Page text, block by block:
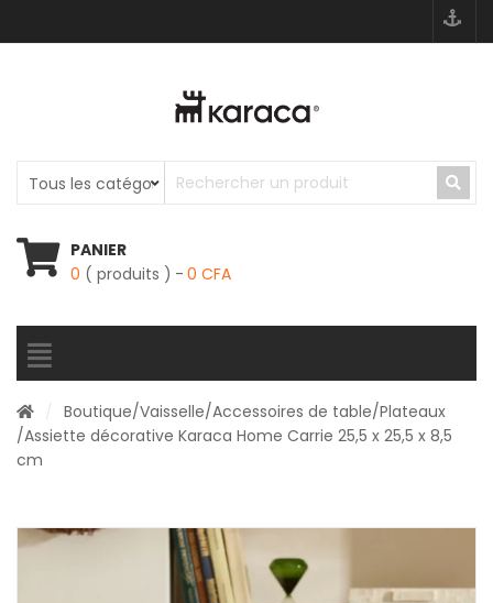
PANIER
0 ( produits ) 0 CFA
Boutique/Vaisselle/Accessoires de table/Plateaux
/Assiette décorative Karaca Home Carrie 25,5 x 25,5 x 8,5
cm